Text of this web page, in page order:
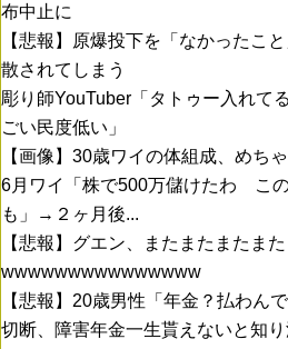
布中止に
【悲報】原爆投下を「なかったこ
散されてしまう
彫り師YouTuber「タトゥー入れて
ごい民度低い」
【画像】30歳ワイの体組成、めち
6月ワイ「株で500万儲けたわ こ
も」→２ヶ月後...
【悲報】グエン、またまたまたま
wwwwwwwwwwwwwww
【悲報】20歳男性「年金？払わん
切断、障害年金一生貰えないと知り